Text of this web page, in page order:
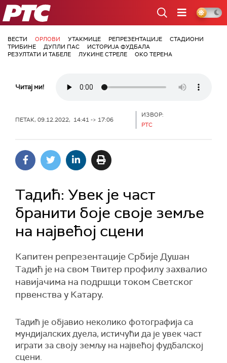
РТС
ВЕСТИ ОРЛОВИ УТАКМИЦЕ РЕПРЕЗЕНТАЦИЈЕ
СТАДИОНИ
ТРИБИНЕ
ДУПЛИ ПАС
ИСТОРИЈА ФУДБАЛА
РЕЗУЛТАТИ И ТАБЕЛЕ
ЛУКИНЕ СТРЕЛЕ ОКО ТЕРЕНА
Читај ми!
ПЕТАК, 09.12.2022, 14:41 -> 17:06
ИЗВОР:
РТС
Тадић: Увек је част
бранити боје своје земље
на највећој сцени
Капитен репрезентације Србије Душан
Tадић је на свом Твитер профилу захвалио
навијачима на подршци током Светског
првенства у Катару.
Тадић је објавио неколико фотографија са
мундијалских дуела, истичући да је увек част
играти за своју земљу на највећој фудбалској
сцени.